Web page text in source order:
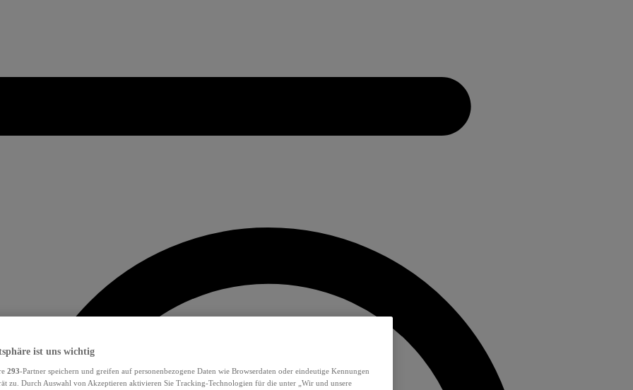
ist uns wichtig
293-Partner speichern und greifen auf personenbezogene Daten wie Browserdaten oder eindeutige Kennungen
zu. Durch Auswahl von Akzeptieren aktivieren Sie Tracking-Technologien für die unter „Wir und unsere